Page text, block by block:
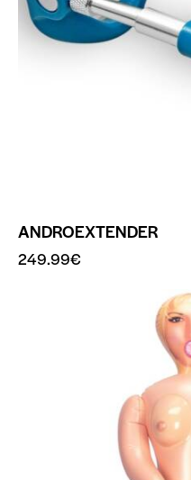
ANDROEXTENDER
249.99€